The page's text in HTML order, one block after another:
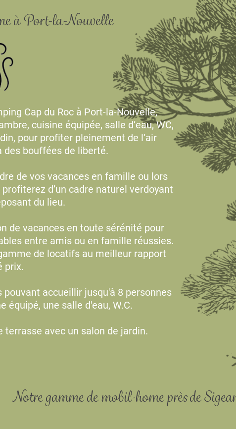
à Port-la-Nouvelle
Cap du Roc à Port-la-Nouvelle,
cuisine équipée, salle d’eau, WC,
pour profiter pleinement de l’air
des bouffées de liberté.
de vos vacances en famille ou lors
d’un cadre naturel verdoyant
du lieu.
de vacances en toute sérénité pour
entre amis ou en famille réussies.
de locatifs au meilleur rapport
prix.
accueillir jusqu'à 8 personnes
équipé, une salle d'eau, W.C.
avec un salon de jardin.
Notre gamme de mobil-home près de